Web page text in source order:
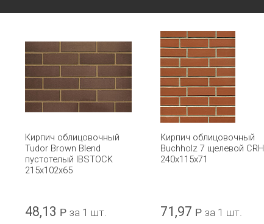
Кирпич облицовочный
Tudor Brown Blend
пустотелый IBSTOCK
215x102x65
48,13 Р за 1 шт.
Кирпич облицовочный
Buchholz 7 щелевой CRH
240х115х71
71,97 Р за 1 шт.